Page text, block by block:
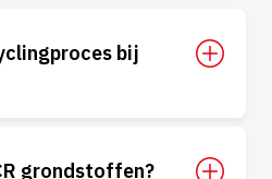
bij
grondstoffen?